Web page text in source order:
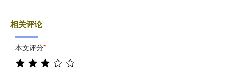
相关评论
本文评分*